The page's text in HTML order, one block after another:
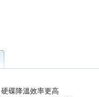
碟降溫效率更高